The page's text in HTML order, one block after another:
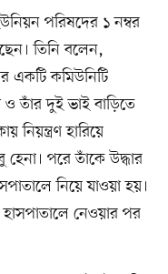
পরিষদের ১ নম্বর
তিনি বলেন,
একটি কমিউনিটি
ও তাঁর দুই ভাই বাড়িতে
হারিয়ে
পরে তাঁকে উদ্ধার
নিয়ে যাওয়া হয়।
নেওয়ার পর